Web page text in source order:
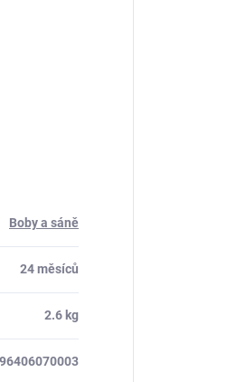
Boby a sáně
24 měsíců
2.6 kg